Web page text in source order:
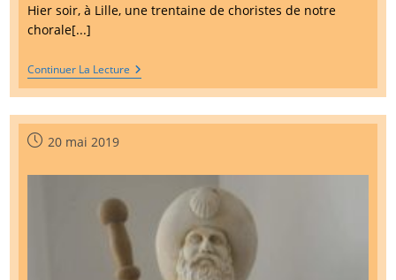
Hier soir, à Lille, une trentaine de choristes de notre
chorale[...]
Continuer La Lecture Laurent
Voulzy
En
Concert,
Un
Publication
20 mai 2019